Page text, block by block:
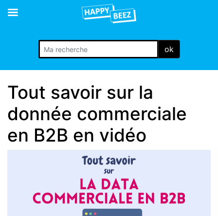
ok
Tout savoir sur la
donnée commerciale
en B2B en vidéo